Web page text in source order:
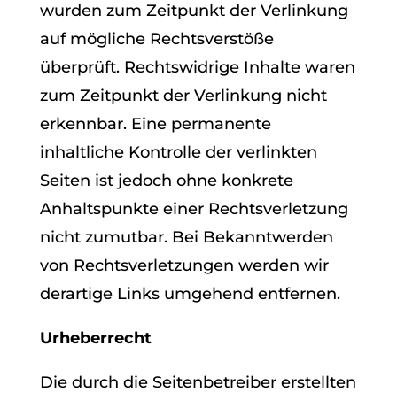
wurden zum Zeitpunkt der Verlinkung
auf mögliche Rechtsverstöße
überprüft. Rechtswidrige Inhalte waren
zum Zeitpunkt der Verlinkung nicht
erkennbar. Eine permanente
inhaltliche Kontrolle der verlinkten
Seiten ist jedoch ohne konkrete
Anhaltspunkte einer Rechtsverletzung
nicht zumutbar. Bei Bekanntwerden
von Rechtsverletzungen werden wir
derartige Links umgehend entfernen.
Urheberrecht
Die durch die Seitenbetreiber erstellten